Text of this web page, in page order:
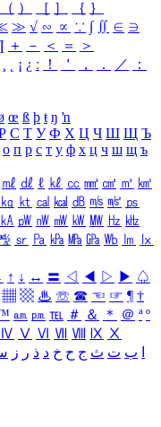
（ ） ［ ］ ｛ ｝
≫ √ ∽ ∝ ∵ ∫ ∬ ∈ ∋
＋ － ＜ ＝
＞
¸ ¡ ¿ ː ！ ＇ ， ． ／
：
œ ß þ ŧ ŋ ŉ
С Т У Ф Х Ц Ч Ш Щ Ъ
о п р с т у ф х ц ч ш щ ъ
㎖ ㎗ ℓ ㎘ ㏄ ㎣ ㎤ ㎥ ㎦
㎏ ㏏ ㎈ ㎉ ㏈ ㎧ ㎨ ㎰
㎄ ㎺ ㎻ ㎽ ㎾ ㎿ ㎐ ㎑
㏛ ㎩ ㎪ ㎫ ㎬ ㏝ ㏐
㏓
↑ ↓ ↔ 〓 ◁ ◀ ▷ ▶ ♤
▦ ▩ ♨ ☏ ☎ ☜ ☞ ¶ †
㏂ ㏘ ℡ ＃ ＆ ＊ ＠ ª º
Ⅳ Ⅴ Ⅵ Ⅶ Ⅷ Ⅸ Ⅹ
ب ت ث ج ح خ د ذ ر ز